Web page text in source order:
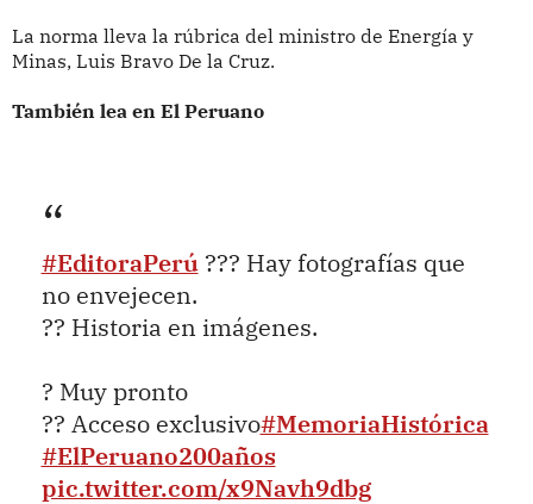
La norma lleva la rúbrica del ministro de Energía y
Minas, Luis Bravo De la Cruz.
También lea en El Peruano
#EditoraPerú??? Hay fotografías que
no envejecen.
?? Historia en imágenes.
? Muy pronto
?? Acceso exclusivo#MemoriaHistórica
#ElPeruano200años
pic.twitter.com/x9Navh9dbg